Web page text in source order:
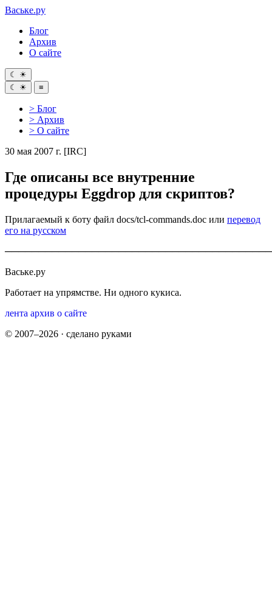
Ваське.ру
Блог
Архив
О сайте
☾
☀
☾
☀ ≡
> Блог
> Архив
> О сайте
30 мая 2007 г. [IRC]
Где описаны все внутренние
процедуры Eggdrop для скриптов?
Прилагаемый к боту файл docs/tcl-commands.doc или перевод
его на русском
Ваське.ру
Работает на упрямстве. Ни одного кукиса.
лента архив о сайте
© 2007–2026 · сделано руками